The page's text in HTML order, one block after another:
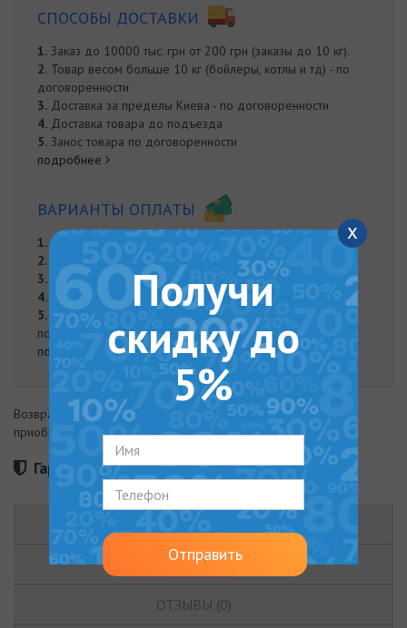
СПОСОБЫ ДОСТАВКИ
1. Заказ до 10000 тыс. грн от 200 грн (заказы до 10 кг).
2. Товар весом больше 10 кг (бойлеры, котлы и тд) - по
договоренности
3. Доставка за пределы Киева - по договоренности
4. Доставка товара до подъезда
5. Занос товара по договоренности
подробнее
ВАРИАНТЫ ОПЛАТЫ
1. Оплата частями от "Monobank"
2.
Онлайн оплата на карту Приват Банка
3.
Оплата при доставке
4.
Наложенный платеж
5.
Оплата наличными. Наличная оплата возможна при
получении заказа курьером либо в нашем офисе.
подробнее
Возврат товара возможен в течение 14 дней с момента
приобретения
Гарантия 36 месяцев
ОПИСАНИЕ
ХАРАКТЕРИСТИКИ
ОТЗЫВЫ (0)
x
Получи
скидку до
5%
Отправить